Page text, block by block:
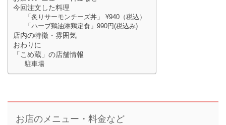
今回注文した料理
「炙りサーモンチーズ丼」 ¥940（税込）
「ハーブ鶏油淋鶏定食」990円(税込み)
店内の特徴・雰囲気
おわりに
「こめ蔵」の店舗情報
駐車場
お店のメニュー・料金など